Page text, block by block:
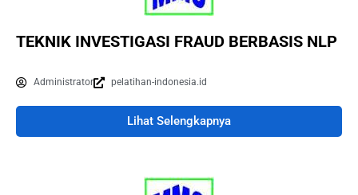
TEKNIK INVESTIGASI FRAUD BERBASIS NLP
Administrator pelatihan-indonesia.id
Lihat Selengkapnya